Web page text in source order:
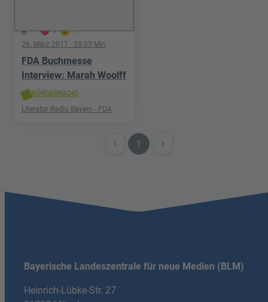
1 0 0
26. März 2017 · 29:03 Min
FDA Buchmesse
Interview: Marah Woolff
BÜRGERRADIO
Literatur Radio Bayern - FDA
navigate_before 1 navigate_next
Bayerische Landeszentrale für neue Medien (BLM)
Heinrich-Lübke-Str. 27